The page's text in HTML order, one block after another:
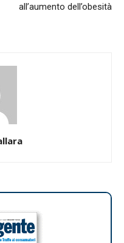
all’aumento dell’obesità